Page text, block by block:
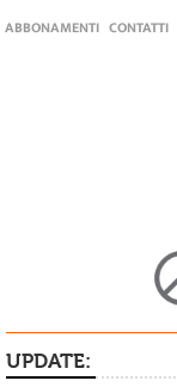
ABBONAMENTI CONTATTI
UPDATE: